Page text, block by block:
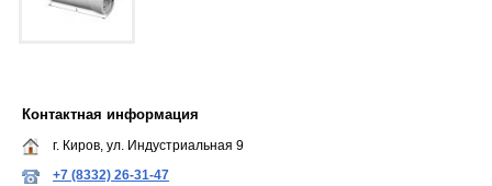
Контактная информация
г. Киров, ул. Индустриальная 9
+7 (8332) 26-31-47